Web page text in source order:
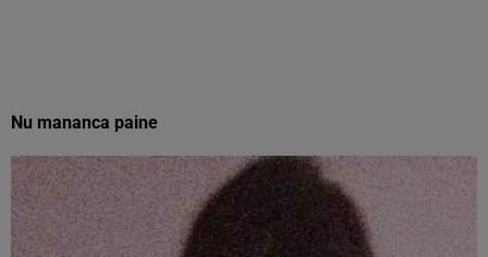
Nu mananca paine